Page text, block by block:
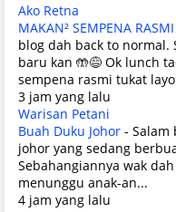
Ako Retna
MAKAN² SEMPENA
blog dah back to
baru kan 🤲😅 Ok lunch
sempena rasmi tukat
3 jam yang lalu
Warisan Petani
Buah Duku Johor - Salam
johor yang sedang
Sebahangiannya wak
menunggu anak-an...
4 jam yang lalu